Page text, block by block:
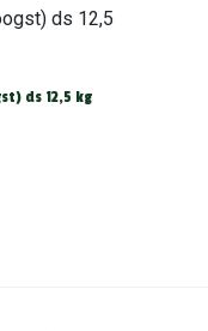
ds 12,5 kg